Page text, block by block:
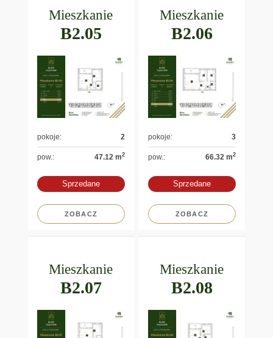
Mieszkanie
B2.05
pokoje: 2
pow.: 47.12 m2
Sprzedane
ZOBACZ
Mieszkanie
B2.06
pokoje: 3
pow.: 66.32 m2
Sprzedane
ZOBACZ
Mieszkanie
B2.07
Mieszkanie
B2.08